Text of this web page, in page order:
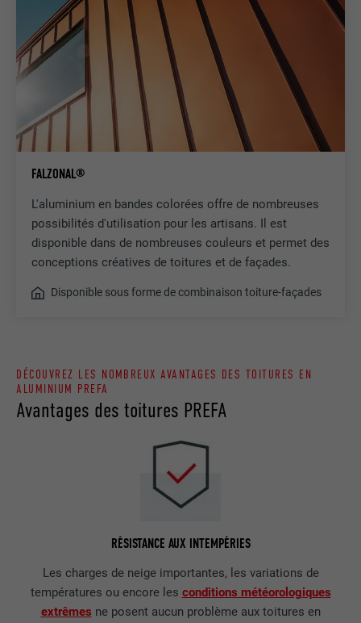
FALZONAL®
L'aluminium en bandes colorées offre de nombreuses
possibilités d'utilisation pour les artisans. Il est
disponible dans de nombreuses couleurs et permet des
conceptions créatives de toitures et de façades.
Disponible sous forme de combinaison toiture-façades
Avantages des toitures PREFA
DÉCOUVREZ LES NOMBREUX AVANTAGES DES TOITURES EN
ALUMINIUM PREFA
RÉSISTANCE AUX INTEMPÉRIES
Les charges de neige importantes, les variations de
températures ou encore les conditions météorologiques
extrêmes ne posent aucun problème aux toitures en